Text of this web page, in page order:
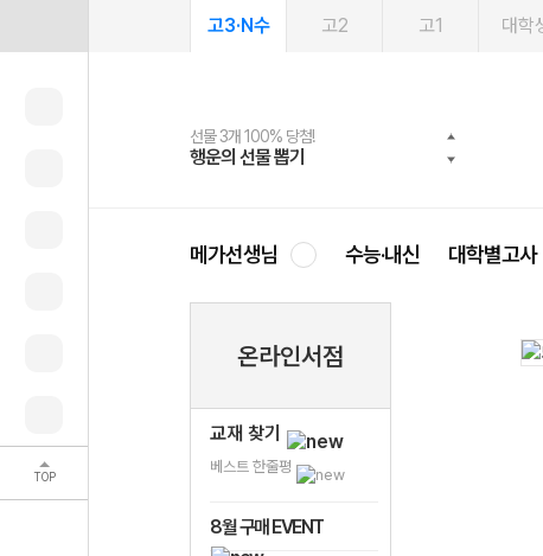
TOP
고3·N수 고2 고1 대학
선물 3개 100% 당첨!
행운의 선물 뽑기
선물 100% 증정!
메가스터디 X 올리브
여름방학 스터디 캐시백
메가런 썸머스쿨
2027 러셀 단과
강사 공개선발
스마트러닝앱
설문 EVENT
메가패스
3일 무료 체험권
메가패스 수강생 무료혜택!
메가클럽 멤버십
사회공헌 캠페인
희망이룸 메가나눔
메가선생님 수능·내신 대학별고사
온라인서점
교재 찾기
베스트 한줄평
8월 구매 EVENT